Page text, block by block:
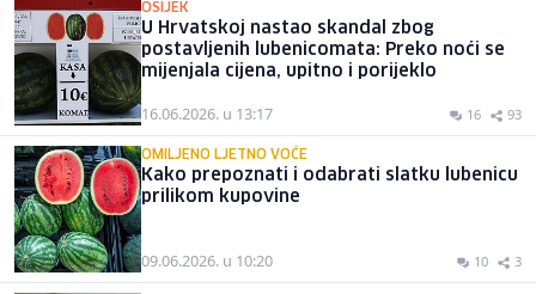
OSIJEK
U Hrvatskoj nastao skandal zbog
postavljenih lubenicomata: Preko noći se
mijenjala cijena, upitno i porijeklo
16.06.2026. u 13:17 16 93
OMILJENO LJETNO VOĆE
Kako prepoznati i odabrati slatku lubenicu
prilikom kupovine
09.06.2026. u 10:20 10 3